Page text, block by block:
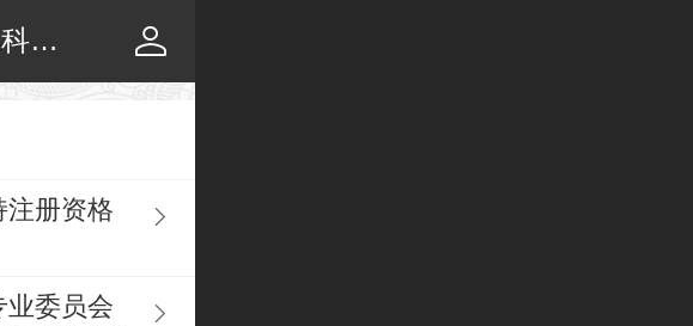
宁德市新建工防水科技公司
册资格
委员会